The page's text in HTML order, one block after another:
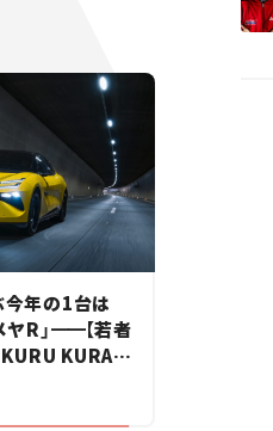
年の1台は
R」━━【若者
KURAカ